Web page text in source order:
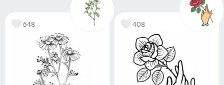
648 408